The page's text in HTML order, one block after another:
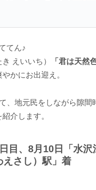
てん♪
き えいいち） 「君は天然色
かにお出迎え。
、地元民をしながら隙間
介します。
目、8月10日「水沢
えさし）駅」着